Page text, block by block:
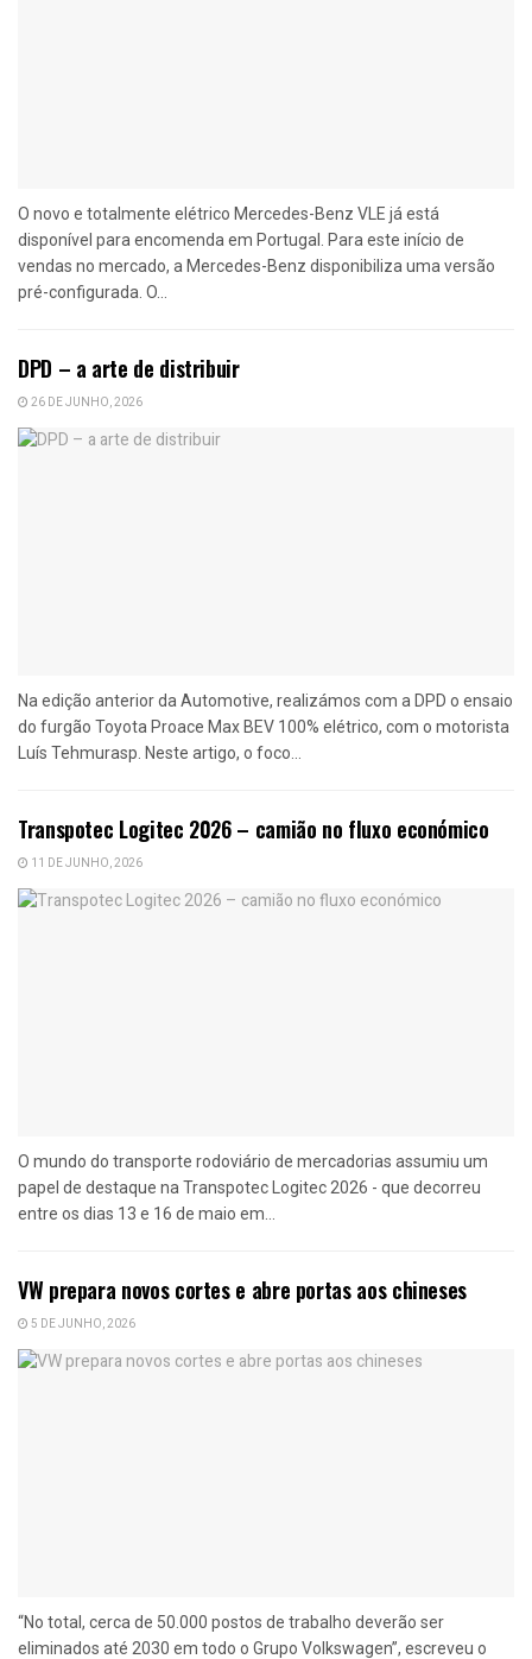
O novo e totalmente elétrico Mercedes-Benz VLE já está
disponível para encomenda em Portugal. Para este início de
vendas no mercado, a Mercedes-Benz disponibiliza uma versão
pré-configurada. O...
DPD – a arte de distribuir
26 DE JUNHO, 2026
Na edição anterior da Automotive, realizámos com a DPD o ensaio
do furgão Toyota Proace Max BEV 100% elétrico, com o motorista
Luís Tehmurasp. Neste artigo, o foco...
Transpotec Logitec 2026 – camião no fluxo económico
11 DE JUNHO, 2026
O mundo do transporte rodoviário de mercadorias assumiu um
papel de destaque na Transpotec Logitec 2026 - que decorreu
entre os dias 13 e 16 de maio em...
VW prepara novos cortes e abre portas aos chineses
5 DE JUNHO, 2026
“No total, cerca de 50.000 postos de trabalho deverão ser
eliminados até 2030 em todo o Grupo Volkswagen”, escreveu o